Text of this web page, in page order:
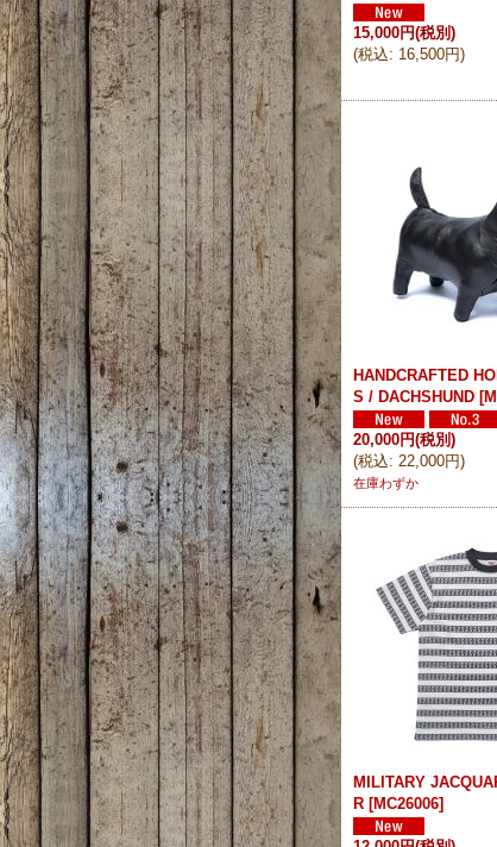
15,000円(税別)
(税込: 16,500円)
HANDCRAFTED
S / DACHSHUND [
20,000円(税別)
(税込: 22,000円)
在庫わずか
MILITARY
R [MC26006]